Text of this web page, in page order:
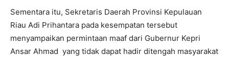
Sementara itu, Sekretaris Daerah Provinsi Kepulauan
Riau Adi Prihantara pada kesempatan tersebut
menyampaikan permintaan maaf dari Gubernur Kepri
Ansar Ahmad yang tidak dapat hadir ditengah masyarakat